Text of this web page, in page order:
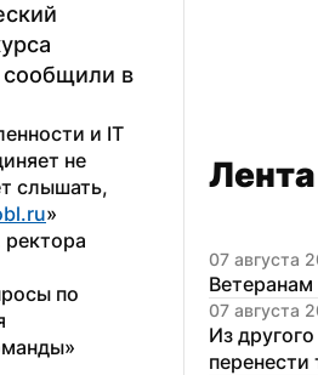
в
и IT
не
слышать,
»
по
07 августа
Ветеранам
07 августа
Из
перенести